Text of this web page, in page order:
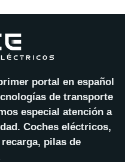
portal en español
de transporte
especial atención a
Coches eléctricos,
pilas de